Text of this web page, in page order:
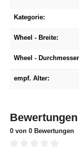
Kategorie:
Wheel - Breite:
Wheel -
empf. Alter:
Bewertungen
0 von 0 Bewertungen